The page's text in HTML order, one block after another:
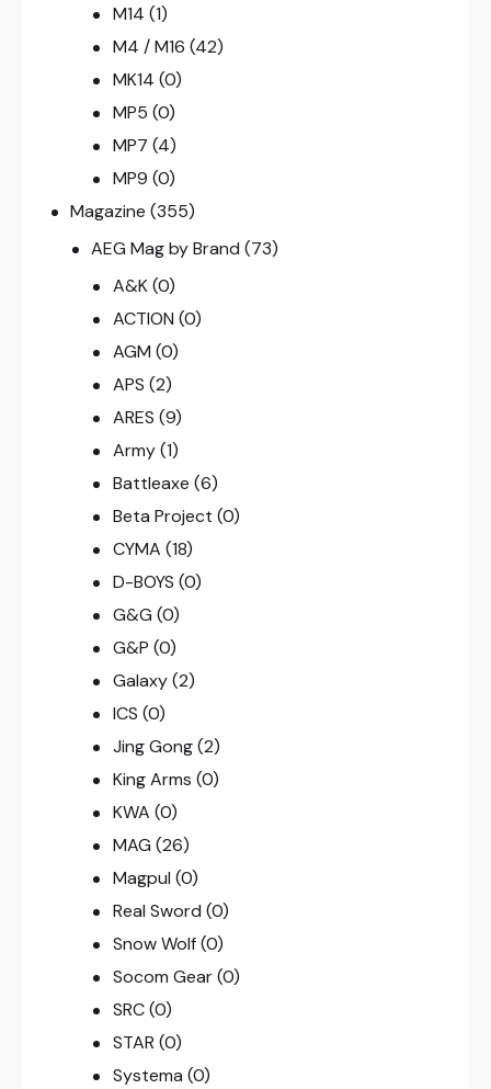
M14 (1)
M4 / M16 (42)
MK14 (0)
MP5 (0)
MP7 (4)
MP9 (0)
Magazine (355)
AEG Mag by Brand (73)
A&K (0)
ACTION (0)
AGM (0)
APS (2)
ARES (9)
Army (1)
Battleaxe (6)
Beta Project (0)
CYMA (18)
D-BOYS (0)
G&G (0)
G&P (0)
Galaxy (2)
ICS (0)
Jing Gong (2)
King Arms (0)
KWA (0)
MAG (26)
Magpul (0)
Real Sword (0)
Snow Wolf (0)
Socom Gear (0)
SRC (0)
STAR (0)
Systema (0)